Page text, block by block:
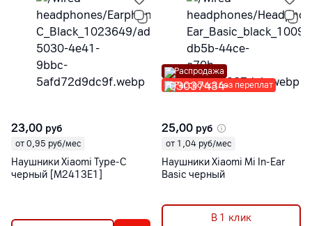
23,00 руб
от 0,95 руб/мес
Наушники Xiaomi Type-C
черный [M2413E1]
Рассрочка без переплат
Распродажа
25,00 руб
от 1,04 руб/мес
Наушники Xiaomi Mi In-Ear
Basic черный
В 1 клик